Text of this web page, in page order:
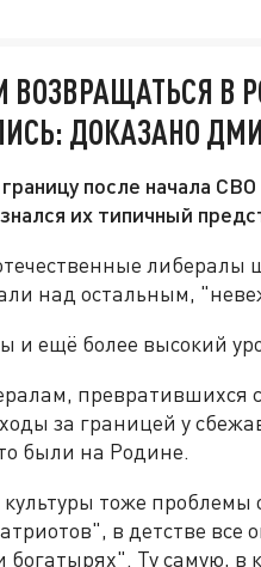
В
ДОКАЗАНО
после начала
их типичный
над остальным,
и ещё более высокий
превратившихся с
за границей у
были на Родине.
тоже
в детстве все
богатырях". Ту самую, в